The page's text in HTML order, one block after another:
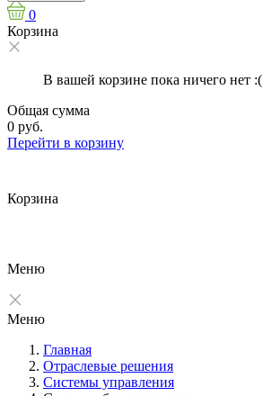
0
Корзина
В вашей корзине пока ничего нет :(
Общая сумма
0 руб.
Перейти в корзину
Корзина
Меню
Меню
Главная
Отраслевые решения
Системы управления